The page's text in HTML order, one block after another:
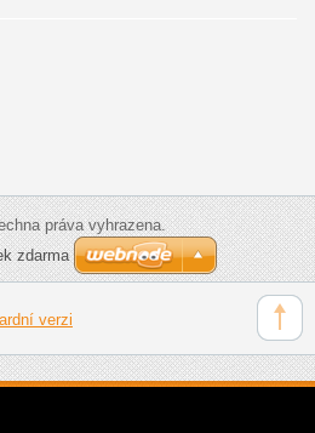
práva vyhrazena.
zdarma
verzi